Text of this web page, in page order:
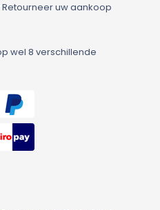
uw aankoop
wel 8 verschillende